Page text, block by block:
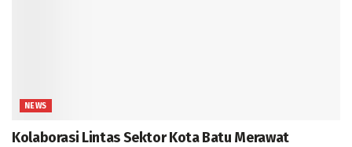
NEWS
Kolaborasi Lintas Sektor Kota Batu Merawat